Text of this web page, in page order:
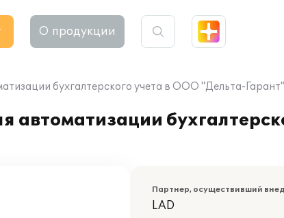
О продукции
бухгалтерского учета в ООО "Дельта-Гарант"
Партнер, осуществивший
LAD